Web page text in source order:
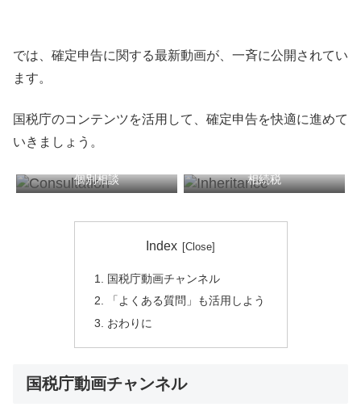
では、確定申告に関する最新動画が、一斉に公開されてい
ます。
国税庁のコンテンツを活用して、確定申告を快適に進めて
いきましょう。
個別相談 相続税
税務顧問 確定申告
Index
国税庁動画チャンネル
「よくある質問」も活用しよう
おわりに
国税庁動画チャンネル